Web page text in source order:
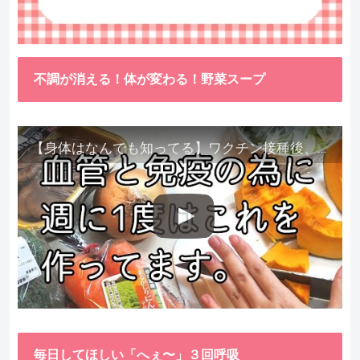
不調が消える！体が変わる！野菜スープ
【身体はなんでも知ってる】ワクチン接種後、異常に食べたくなった野菜が細胞回復に貢献してくれました。
毎日してほしい「へぇ〜」３回呼吸